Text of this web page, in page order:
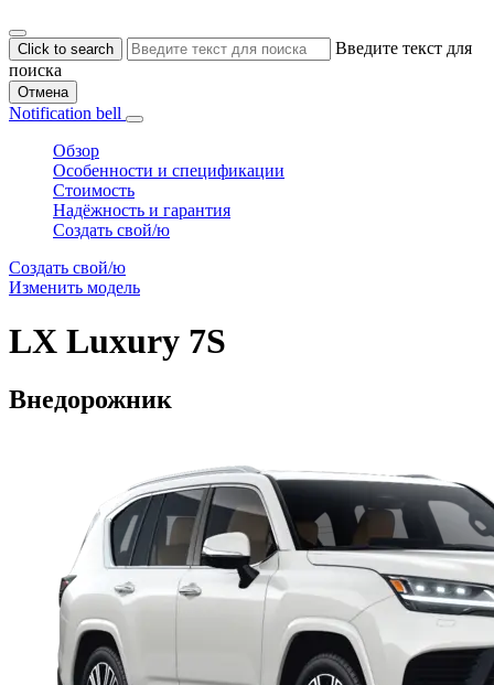
Click to search
Введите текст для
поиска
Отмена
Notification bell
Обзор
Особенности и спецификации
Стоимость
Надёжность и гарантия
Создать свой/ю
Создать свой/ю
Изменить модель
LX Luxury 7S
Внедорожник